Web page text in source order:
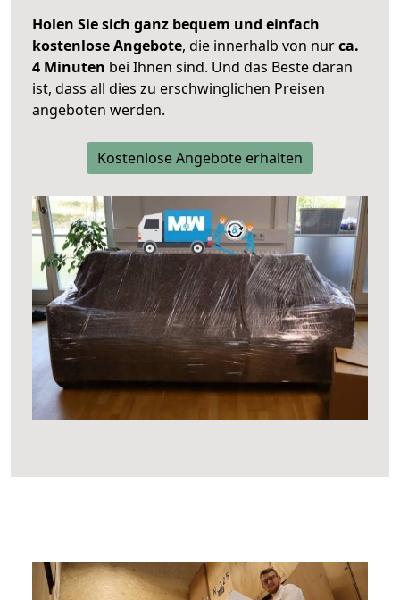
Holen Sie sich ganz bequem und einfach
kostenlose Angebote, die innerhalb von nurca.
4 Minuten bei Ihnen sind. Und das Beste daran
ist, dass all dies zu erschwinglichen Preisen
angeboten werden.
Kostenlose Angebote erhalten